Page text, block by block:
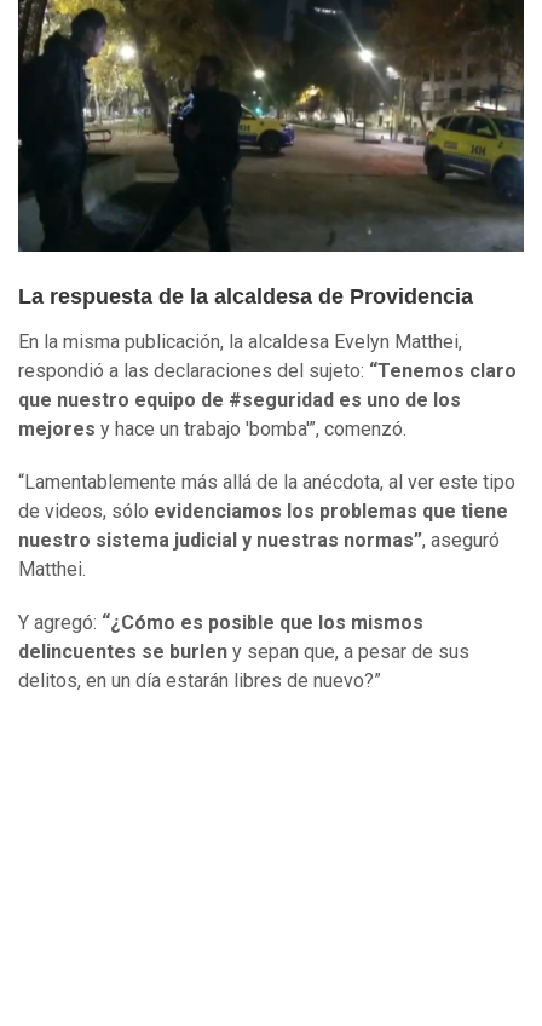
La respuesta de la alcaldesa de Providencia
En la misma publicación, la alcaldesa Evelyn Matthei,
respondió a las declaraciones del sujeto: “Tenemos claro
que nuestro equipo de #seguridad es uno de los
mejores y hace un trabajo 'bomba'”, comenzó.
“Lamentablemente más allá de la anécdota, al ver este tipo
de videos, sólo evidenciamos los problemas que tiene
nuestro sistema judicial y nuestras normas”, aseguró
Matthei.
Y agregó: “¿Cómo es posible que los mismos
delincuentes se burlen y sepan que, a pesar de sus
delitos, en un día estarán libres de nuevo?”